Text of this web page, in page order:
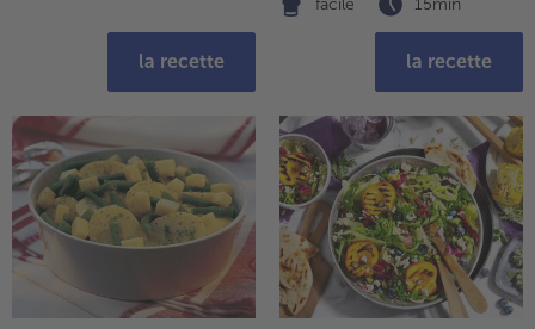
la recette
facile 15min
la recette